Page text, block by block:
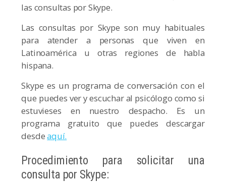
las consultas por Skype.
Las consultas por Skype son muy habituales
para atender a personas que viven en
Latinoamérica u otras regiones de habla
hispana.
Skype es un programa de conversación con el
que puedes ver y escuchar al psicólogo como si
estuvieses en nuestro despacho. Es un
programa gratuito que puedes descargar
desdeaquí.
Procedimiento para solicitar una
consulta por Skype: